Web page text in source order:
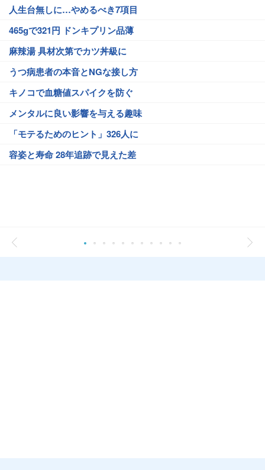
人生台無しに…やめるべき7項目
465gで321円 ドンキプリン品薄
麻辣湯 具材次第でカツ丼級に
うつ病患者の本音とNGな接し方
キノコで血糖値スパイクを防ぐ
メンタルに良い影響を与える趣味
「モテるためのヒント」326人に
容姿と寿命 28年追跡で見えた差